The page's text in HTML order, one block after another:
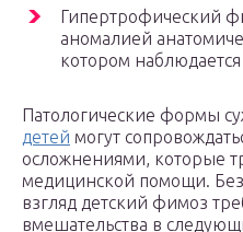
Гипертрофический
аномалией
котором
Патологические формы
детей могут
осложнениями, которые
медицинской помощи.
взгляд детский фимоз
вмешательства в